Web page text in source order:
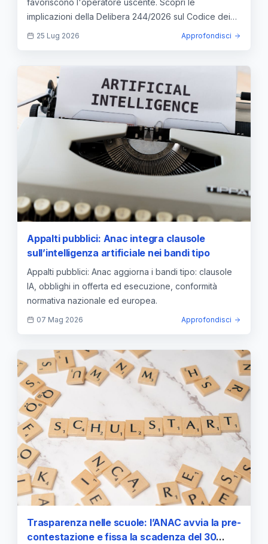
favoriscono l'operatore uscente. Scopri le
implicazioni della Delibera 244/2026 sul Codice dei
Contratti Pubblici.
25 Lug 2026 Approfondisci
Appalti pubblici: Anac integra clausole
sull’intelligenza artificiale nei bandi tipo
Appalti pubblici: Anac aggiorna i bandi tipo: clausole
IA, obblighi in offerta ed esecuzione, conformità
normativa nazionale ed europea.
07 Mag 2026 Approfondisci
Trasparenza nelle scuole: l’ANAC avvia la pre-
contestazione e fissa la scadenza del 30